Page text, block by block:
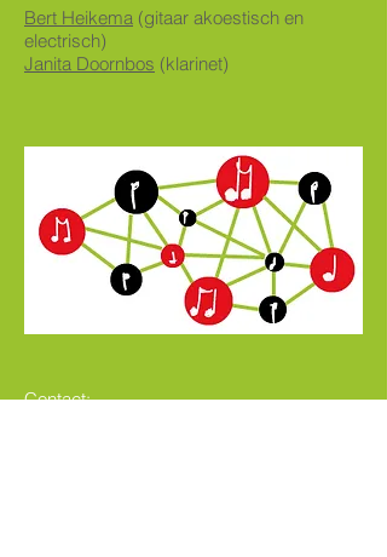
Bert Heikema (gitaar akoestisch en
electrisch)
Janita Doornbos (klarinet)
Contact: